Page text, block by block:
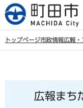
こ
の
トップページ市政情報広報・
広報ま